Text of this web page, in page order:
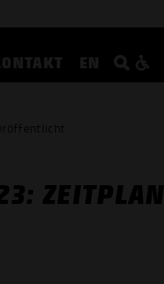
EN
ZEITPLAN